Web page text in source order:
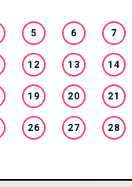
5 6 7
12 13 14
19 20 21
26 27 28